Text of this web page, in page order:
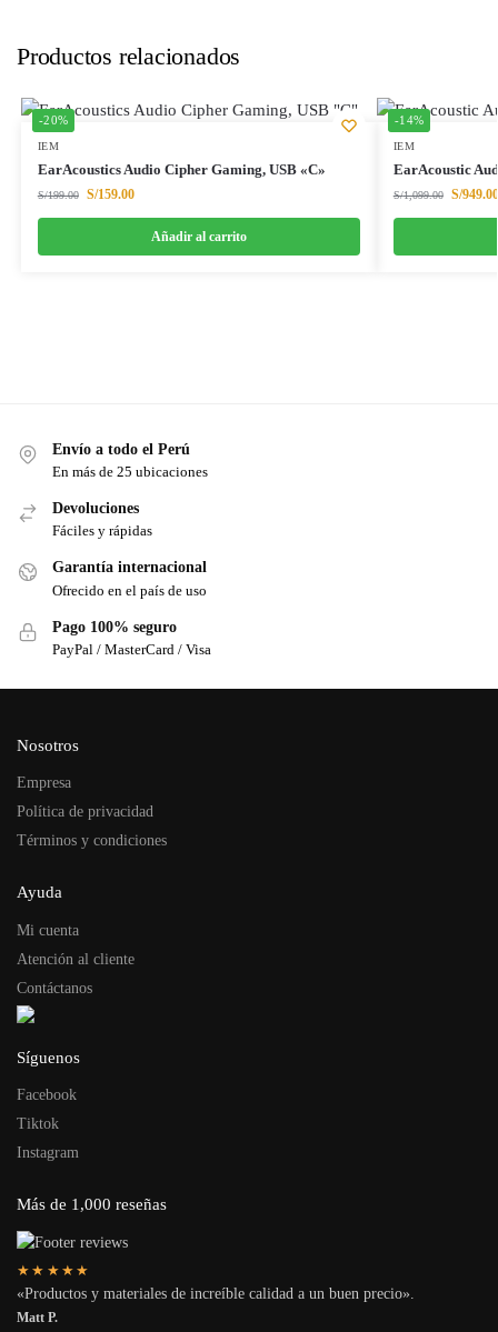
Productos relacionados
-20%
IEM
EarAcoustics Audio Cipher Gaming, USB «C»
S/199.00 S/159.00
Añadir al carrito
-14%
IEM
EarAcoustic
S/1,099.00 S/949.00
Envío a todo el Perú
En más de 25 ubicaciones
Devoluciones
Fáciles y rápidas
Garantía internacional
Ofrecido en el país de uso
Pago 100% seguro
PayPal / MasterCard / Visa
Nosotros
Empresa
Política de privacidad
Términos y condiciones
Ayuda
Mi cuenta
Atención al cliente
Contáctanos
Síguenos
Facebook
Tiktok
Instagram
Más de 1,000 reseñas
★★★★★
«Productos y materiales de increíble calidad a un buen precio».
Matt P.